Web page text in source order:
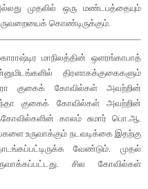
முதலில் ஒரு மண்டபத்தையும்
கொண்டிருக்கும்.
மாநிலத்தின் ஒளரங்காபாத்
திரளாகக்குகைகளும்
குகைக் கோவில்கள் அவற்றின்
குகைக் கோவில்கள் அவற்றின்
காலம் சுமார் பொ.ஆ.
உருவாக்கும் நடவடிக்கை இதற்கு
வேண்டும். முதல்
சில கோவில்கள்